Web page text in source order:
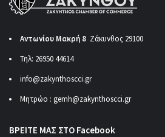
Αντωνίου Μακρή 8 Ζάκυνθος 29100
Τηλ: 26950 44614
info@zakynthoscci.gr
Μητρώο : gemh@zakynthoscci.gr
ΒΡΕΙΤΕ ΜΑΣ ΣΤΟ Facebook